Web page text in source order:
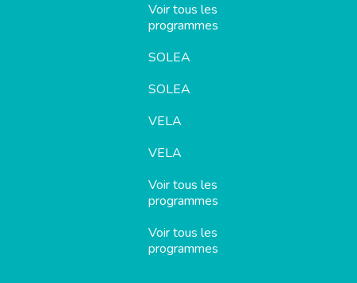
Voir tous les
programmes
SOLEA
SOLEA
VELA
VELA
Voir tous les
programmes
Voir tous les
programmes